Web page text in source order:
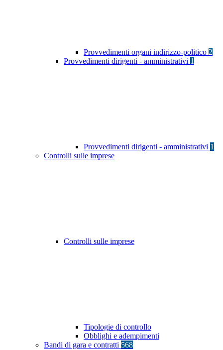
Provvedimenti organi indirizzo-politico 2
Provvedimenti dirigenti - amministrativi 1
Provvedimenti dirigenti - amministrativi 1
Controlli sulle imprese
Controlli sulle imprese
Tipologie di controllo
Obblighi e adempimenti
Bandi di gara e contratti 568